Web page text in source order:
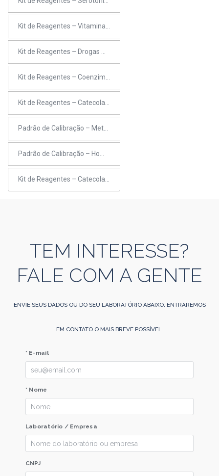
TEM INTERESSE?
FALE COM A GENTE
ENVIE SEUS DADOS OU DO SEU LABORATÓRIO ABAIXO, ENTRAREMOS
EM CONTATO O MAIS BREVE POSSÍVEL.
* E-mail
* Nome
Laboratório / Empresa
CNPJ